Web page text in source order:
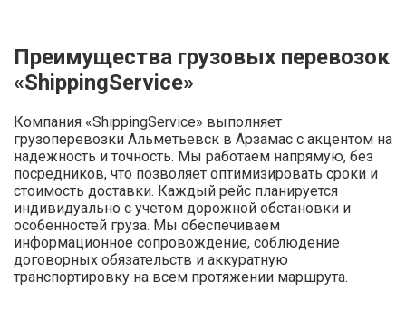
Преимущества грузовых перевозок
«ShippingService»
Компания «ShippingService» выполняет
грузоперевозки Альметьевск в Арзамас с акцентом на
надежность и точность. Мы работаем напрямую, без
посредников, что позволяет оптимизировать сроки и
стоимость доставки. Каждый рейс планируется
индивидуально с учетом дорожной обстановки и
особенностей груза. Мы обеспечиваем
информационное сопровождение, соблюдение
договорных обязательств и аккуратную
транспортировку на всем протяжении маршрута.